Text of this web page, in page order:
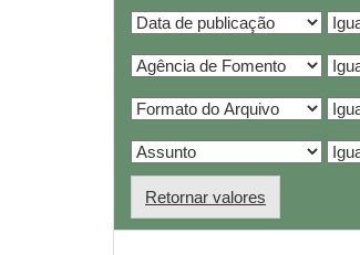
Retornar valores